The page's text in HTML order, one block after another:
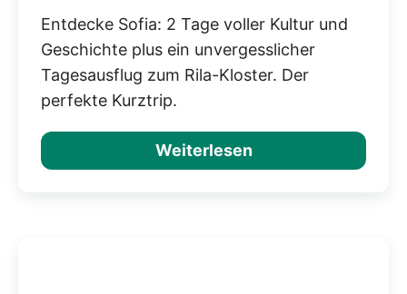
Entdecke Sofia: 2 Tage voller Kultur und
Geschichte plus ein unvergesslicher
Tagesausflug zum Rila-Kloster. Der
perfekte Kurztrip.
Weiterlesen